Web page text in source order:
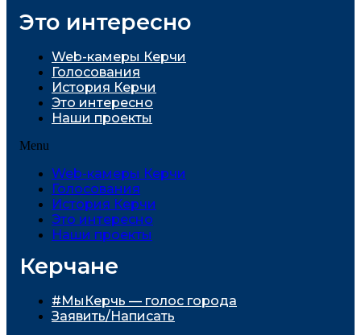
Это интересно
Web-камеры Керчи
Голосования
История Керчи
Это интересно
Наши проекты
Menu
Web-камеры Керчи
Голосования
История Керчи
Это интересно
Наши проекты
Керчане
#МыКерчь — голос города
Заявить/Написать